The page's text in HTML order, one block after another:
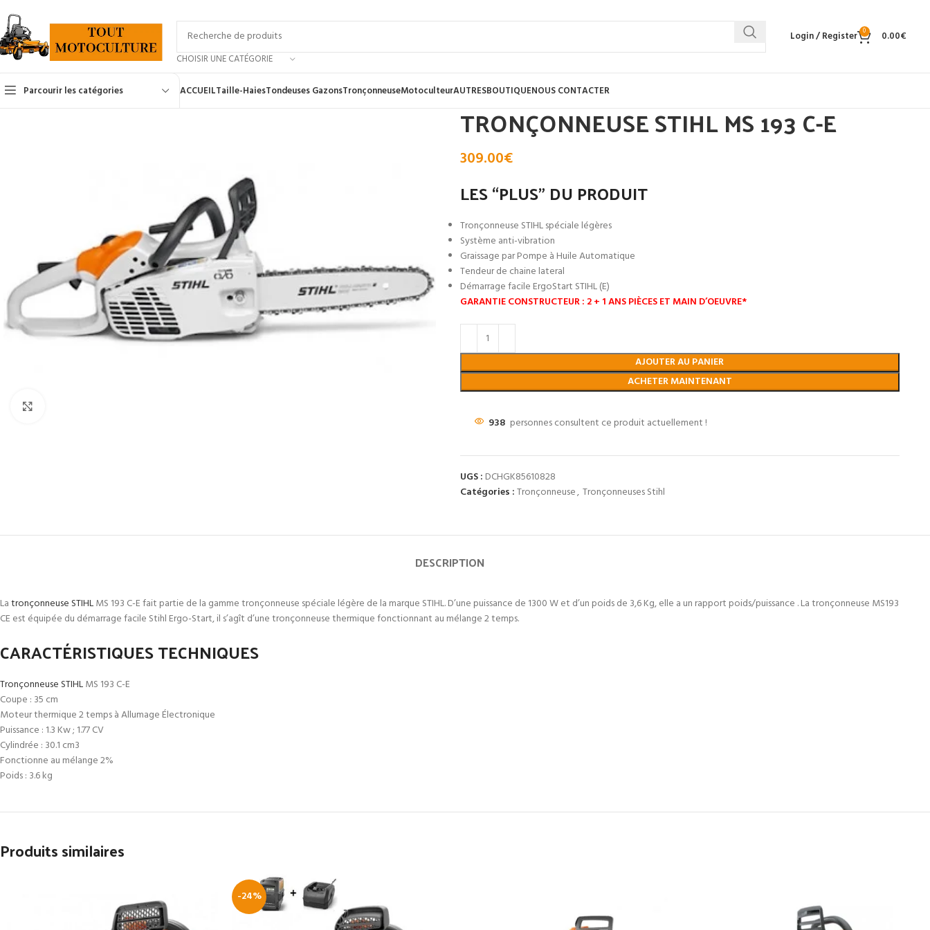
CHOISIR UNE CATÉGORIE
Login / Register 0 0.00€
Parcourir les catégories ACCUEILTaille-HaiesTondeuses GazonsTronçonneuseMotoculteurAUTRESBOUTIQUENOUS CONTACTER
TRONÇONNEUSE STIHL MS 193 C-E
309.00€
LES “PLUS” DU PRODUIT
Tronçonneuse STIHL spéciale légères
Système anti-vibration
Graissage par Pompe à Huile Automatique
Tendeur de chaine lateral
Démarrage facile ErgoStart STIHL (E)
GARANTIE CONSTRUCTEUR : 2 + 1 ANS PIÈCES ET MAIN D’OEUVRE*
AJOUTER AU PANIER
ACHETER MAINTENANT
938 personnes consultent ce produit actuellement !
UGS : DCHGK85610828
Catégories :Tronçonneuse, Tronçonneuses Stihl
DESCRIPTION
Latronçonneuse STIHLMS 193 C-E fait partie de la gamme tronçonneuse spéciale légère de la marque STIHL. D’une puissance de 1300 W et d’un poids de 3,6 Kg, elle a un rapport poids/puissance . La tronçonneuse MS193
CE est équipée du démarrage facile Stihl Ergo-Start, il s’agît d’une tronçonneuse thermique fonctionnant au mélange 2 temps.
CARACTÉRISTIQUES TECHNIQUES
Tronçonneuse STIHLMS 193 C-E
Coupe : 35 cm
Moteur thermique 2 temps à Allumage Électronique
Puissance : 1.3 Kw ; 1.77 CV
Cylindrée : 30.1 cm3
Fonctionne au mélange 2%
Poids : 3.6 kg
Produits similaires
-24%